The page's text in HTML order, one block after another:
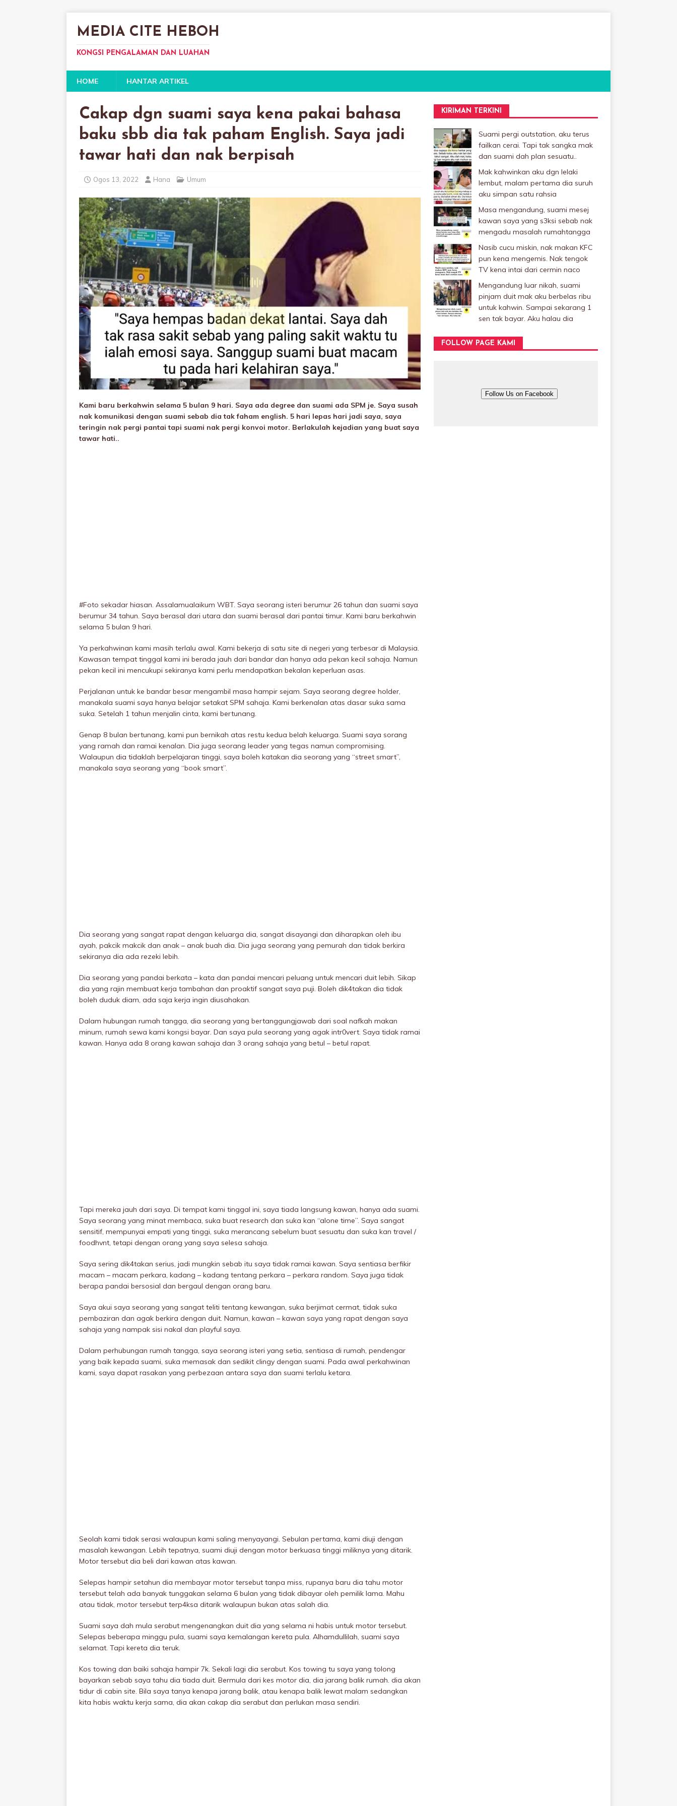
MEDIA CITE HEBOH
KONGSI PENGALAMAN DAN LUAHAN
HOME HANTAR ARTIKEL
Cakap dgn suami saya kena pakai bahasa
baku sbb dia tak paham English. Saya jadi
tawar hati dan nak berpisah
Ogos 13, 2022 Hana Umum
Kami baru berkahwin selama 5 bulan 9 hari. Saya ada degree dan suami ada SPM je. Saya susah
nak komunikasi dengan suami sebab dia tak faham english. 5 hari lepas hari jadi saya, saya
teringin nak pergi pantai tapi suami nak pergi konvoi motor. Berlakulah kejadian yang buat saya
tawar hati..
#Foto sekadar hiasan. Assalamualaikum WBT. Saya seorang isteri berumur 26 tahun dan suami saya
berumur 34 tahun. Saya berasal dari utara dan suami berasal dari pantai timur. Kami baru berkahwin
selama 5 bulan 9 hari.
Ya perkahwinan kami masih terlalu awal. Kami bekerja di satu site di negeri yang terbesar di Malaysia.
Kawasan tempat tinggal kami ini berada jauh dari bandar dan hanya ada pekan kecil sahaja. Namun
pekan kecil ini mencukupi sekiranya kami perlu mendapatkan bekalan keperluan asas.
Perjalanan untuk ke bandar besar mengambil masa hampir sejam. Saya seorang degree holder,
manakala suami saya hanya belajar setakat SPM sahaja. Kami berkenalan atas dasar suka sama
suka. Setelah 1 tahun menjalin cinta, kami bertunang.
Genap 8 bulan bertunang, kami pun bernikah atas restu kedua beIah keluarga. Suami saya sorang
yang ramah dan ramai kenalan. Dia juga seorang leader yang tegas namun compromising.
Walaupun dia tidaklah berpelajaran tinggi, saya boleh katakan dia seorang yang “street smart”,
manakala saya seorang yang “book smart”.
Dia seorang yang sangat rapat dengan keluarga dia, sangat disayangi dan diharapkan oleh ibu
ayah, pakcik makcik dan anak – anak buah dia. Dia juga seorang yang pemurah dan tidak berkira
sekiranya dia ada rezeki lebih.
Dia seorang yang pandai berkata – kata dan pandai mencari peluang untuk mencari duit lebih. Sikap
dia yang rajin membuat kerja tambahan dan proaktif sangat saya puji. Boleh dik4takan dia tidak
boleh duduk diam, ada saja kerja ingin diusahakan.
Dalam hubungan rumah tangga, dia seorang yang bertanggungjawab dari soal nafkah makan
minum, rumah sewa kami kongsi bayar. Dan saya pula seorang yang agak intr0vert. Saya tidak ramai
kawan. Hanya ada 8 orang kawan sahaja dan 3 orang sahaja yang betul – betul rapat.
Tapi mereka jauh dari saya. Di tempat kami tinggal ini, saya tiada langsung kawan, hanya ada suami.
Saya seorang yang minat membaca, suka buat research dan suka kan “alone time”. Saya sangat
sensitif, mempunyai empati yang tinggi, suka merancang sebelum buat sesuatu dan suka kan travel /
foodhvnt, tetapi dengan orang yang saya selesa sahaja.
Saya sering dik4takan serius, jadi mungkin sebab itu saya tidak ramai kawan. Saya sentiasa berfikir
macam – macam perkara, kadang – kadang tentang perkara – perkara random. Saya juga tidak
berapa pandai bersosiaI dan bergaul dengan orang baru.
Saya akui saya seorang yang sangat teliti tentang kewangan, suka berjimat cermat, tidak suka
pembaziran dan agak berkira dengan duit. Namun, kawan – kawan saya yang rapat dengan saya
sahaja yang nampak sisi nakal dan playful saya.
Dalam perhubungan rumah tangga, saya seorang isteri yang setia, sentiasa di rumah, pendengar
yang baik kepada suami, suka memasak dan sedikit clingy dengan suami. Pada awal perkahwinan
kami, saya dapat rasakan yang perbezaan antara saya dan suami terlalu ketara.
Seolah kami tidak serasi walaupun kami saling menyayangi. Sebulan pertama, kami diuji dengan
masalah kewangan. Lebih tepatnya, suami diuji dengan motor berkuasa tinggi miliknya yang ditarik.
Motor tersebut dia beli dari kawan atas kawan.
Selepas hampir setahun dia membayar motor tersebut tanpa miss, rupanya baru dia tahu motor
tersebut telah ada banyak tunggakan selama 6 bulan yang tidak dibayar oleh pemilik lama. Mahu
atau tidak, motor tersebut terp4ksa ditarik walaupun bukan atas salah dia.
Suami saya dah mula serabut mengenangkan duit dia yang selama ni habis untuk motor tersebut.
Selepas beberapa minggu pula, suami saya kemaIangan kereta pula. Alhamdullilah, suami saya
selamat. Tapi kereta dia teruk.
Kos towing dan baiki sahaja hampir 7k. Sekali lagi dia serabut. Kos towing tu saya yang tolong
bayarkan sebab saya tahu dia tiada duit. Bermula dari kes motor dia, dia jarang balik rumah. dia akan
tidur di cabin site. Bila saya tanya kenapa jarang balik, atau kenapa balik lewat malam sedangkan
kita habis waktu kerja sama, dia akan cakap dia serabut dan perIukan masa sendiri.
KIRIMAN TERKINI
Suami pergi outstation, aku terus
failkan cerai. Tapi tak sangka mak
dan suami dah plan sesuatu..
Mak kahwinkan aku dgn lelaki
Iembut, malam pertama dia suruh
aku simpan satu rahsia
Masa mengandung, suami mesej
kawan saya yang s3ksi sebab nak
mengadu masalah rumahtangga
Nasib cucu miskin, nak makan KFC
pun kena mengemis. Nak tengok
TV kena intai dari cermin naco
Mengandung luar nikah, suami
pinjam duit mak aku berbelas ribu
untuk kahwin. Sampai sekarang 1
sen tak bayar. Aku halau dia
FOLLOW PAGE KAMI
Follow Us on Facebook